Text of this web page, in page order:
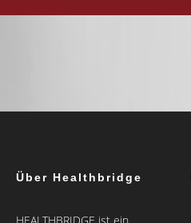
Über Healthbridge